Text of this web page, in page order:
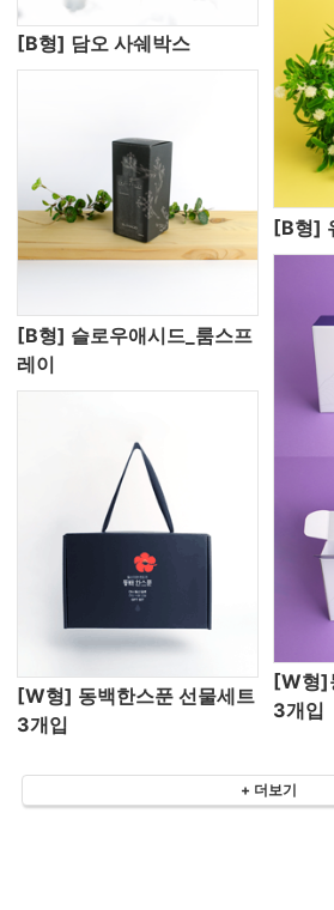
[B형] 담오 사쉐박스
[B형] 슬로우애시드_룸스프
레이
[B형]
[W형] 동백한스푼 선물세트
3개입
[W형]
3개입
+ 더보기